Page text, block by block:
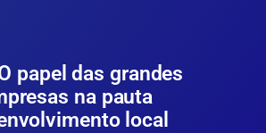
papel das grandes
na pauta
local